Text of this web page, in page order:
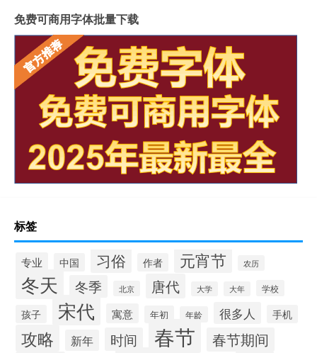
免费可商用字体批量下载
标签
专业 中国 习俗 作者 元宵节 农历
冬天 冬季 北京 唐代 大学 大年 学校
孩子 宋代 寓意 年初 年龄 很多人 手机
攻略 新年 时间 春节 春节期间